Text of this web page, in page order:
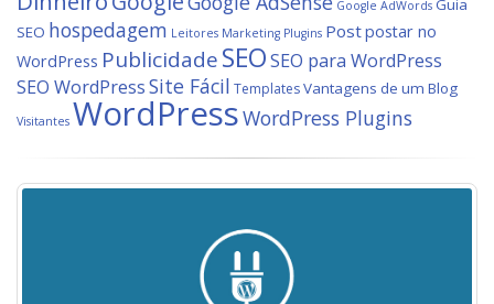
Google AdWords Guia
SEO hospedagem Leitores Marketing Plugins Postpostar no
WordPress PublicidadeSEOSEO para WordPress
SEO WordPressSite Fácil TemplatesVantagens de um Blog
Visitantes WordPressWordPress Plugins